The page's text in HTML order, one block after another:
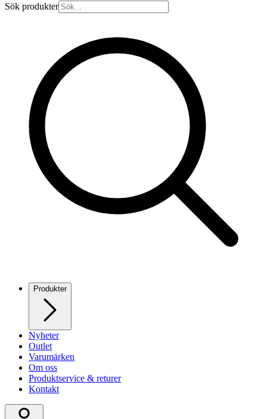
Sök produkter
Produkter
Nyheter
Outlet
Varumärken
Om oss
Produktservice & returer
Kontakt